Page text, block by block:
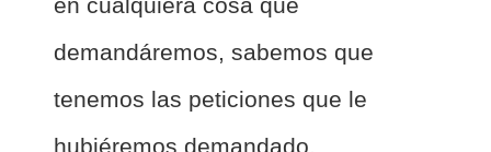
demandáremos, sabemos que
tenemos las peticiones que le
hubiéremos demandado.